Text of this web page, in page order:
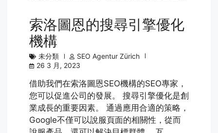
索洛圖恩的搜尋引擎優化
機構
未分類
SEO Agentur Zürich
26 3 月, 2023
借助我們在索洛圖恩SEO機構的SEO專家，
您可以促進公司的發展。 搜尋引擎優化是創
業成長的重要因素。 通過應用合適的策略，
Google不僅可以說服頁面的相關性，從而